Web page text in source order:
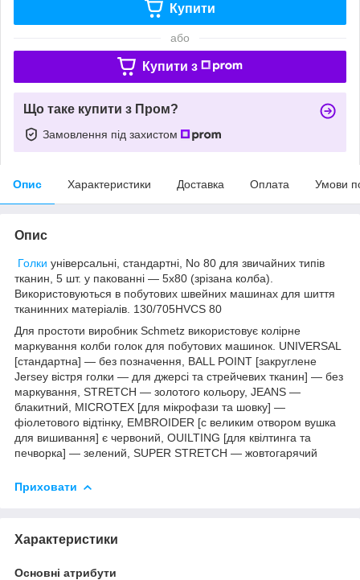
Купити
або
Купити з
Що таке купити з Пром?
Замовлення під захистом
Опис Характеристики Доставка Оплата Умови
Опис
Голки універсальні, стандартні, No 80 для звичайних типів
тканин, 5 шт. у пакованні — 5x80 (зрізана колба).
Використовуються в побутових швейних машинах для шиття
тканинних матеріалів. 130/705HVCS 80
Для простоти виробник Schmetz використовує колірне
маркування колби голок для побутових машинок. UNIVERSAL
[стандартна] — без позначення, BALL POINT [закруглене
Jersey вістря голки — для джерсі та стрейчевих тканин] — без
маркування, STRETCH — золотого кольору, JEANS —
блакитний, MICROTEX [для мікрофази та шовку] —
фіолетового відтінку, EMBROIDER [с великим отвором вушка
для вишивання] є червоний, OUILTING [для квілтинга та
печворка] — зелений, SUPER STRETCH — жовтогарячий
Приховати
Характеристики
Основні атрибути